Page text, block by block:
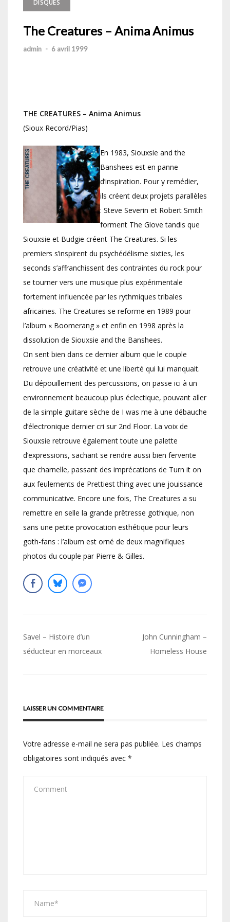
DISQUES
The Creatures – Anima Animus
admin - 6 avril 1999
THE CREATURES – Anima Animus
(Sioux Record/Pias)
En 1983, Siouxsie and the
Banshees est en panne
d’inspiration. Pour y remédier,
ils créent deux projets parallèles
: Steve Severin et Robert Smith
forment The Glove tandis que
Siouxsie et Budgie créent The Creatures. Si les
premiers s’inspirent du psychédélisme sixties, les
seconds s’affranchissent des contraintes du rock pour
se tourner vers une musique plus expérimentale
fortement influencée par les rythmiques tribales
africaines. The Creatures se reforme en 1989 pour
l’album « Boomerang » et enfin en 1998 après la
dissolution de Siouxsie and the Banshees.
On sent bien dans ce dernier album que le couple
retrouve une créativité et une liberté qui lui manquait.
Du dépouillement des percussions, on passe ici à un
environnement beaucoup plus éclectique, pouvant aller
de la simple guitare sèche de I was me à une débauche
d’électronique dernier cri sur 2nd Floor. La voix de
Siouxsie retrouve également toute une palette
d’expressions, sachant se rendre aussi bien fervente
que charnelle, passant des imprécations de Turn it on
aux feulements de Prettiest thing avec une jouissance
communicative. Encore une fois, The Creatures a su
remettre en selle la grande prêtresse gothique, non
sans une petite provocation esthétique pour leurs
goth-fans : l’album est orné de deux magnifiques
photos du couple par Pierre & Gilles.
Navigation
de
Savel – Histoire d’un
séducteur en morceaux
John Cunningham –
Homeless House
LAISSER UN COMMENTAIRE
Votre adresse e-mail ne sera pas publiée. Les champs
obligatoires sont indiqués avec *